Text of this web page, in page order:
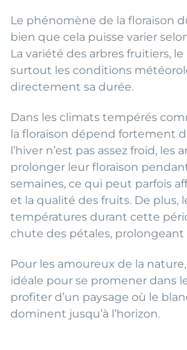
Le phénomène de la floraison
bien que cela puisse varier
La variété des arbres fruitiers,
surtout les conditions
directement sa durée.
Dans les climats tempérés
la floraison dépend fortement
l’hiver n’est pas assez froid, les
prolonger leur floraison
semaines, ce qui peut parfois
et la qualité des fruits. De plus,
températures durant cette
chute des pétales, prolongeant
Pour les amoureux de la
idéale pour se promener dans
profiter d’un paysage où le
dominent jusqu’à l’horizon.